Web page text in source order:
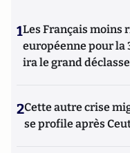
1Les Français moins
européenne pour la
ira le grand
2Cette autre crise
se profile après